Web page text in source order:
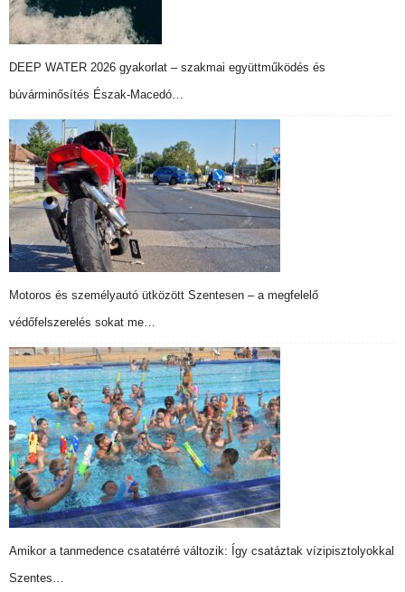
DEEP WATER 2026 gyakorlat – szakmai együttműködés és
búvárminősítés Észak-Macedó…
Motoros és személyautó ütközött Szentesen – a megfelelő
védőfelszerelés sokat me…
Amikor a tanmedence csatatérré változik: Így csatáztak vízipisztolyokkal
Szentes…